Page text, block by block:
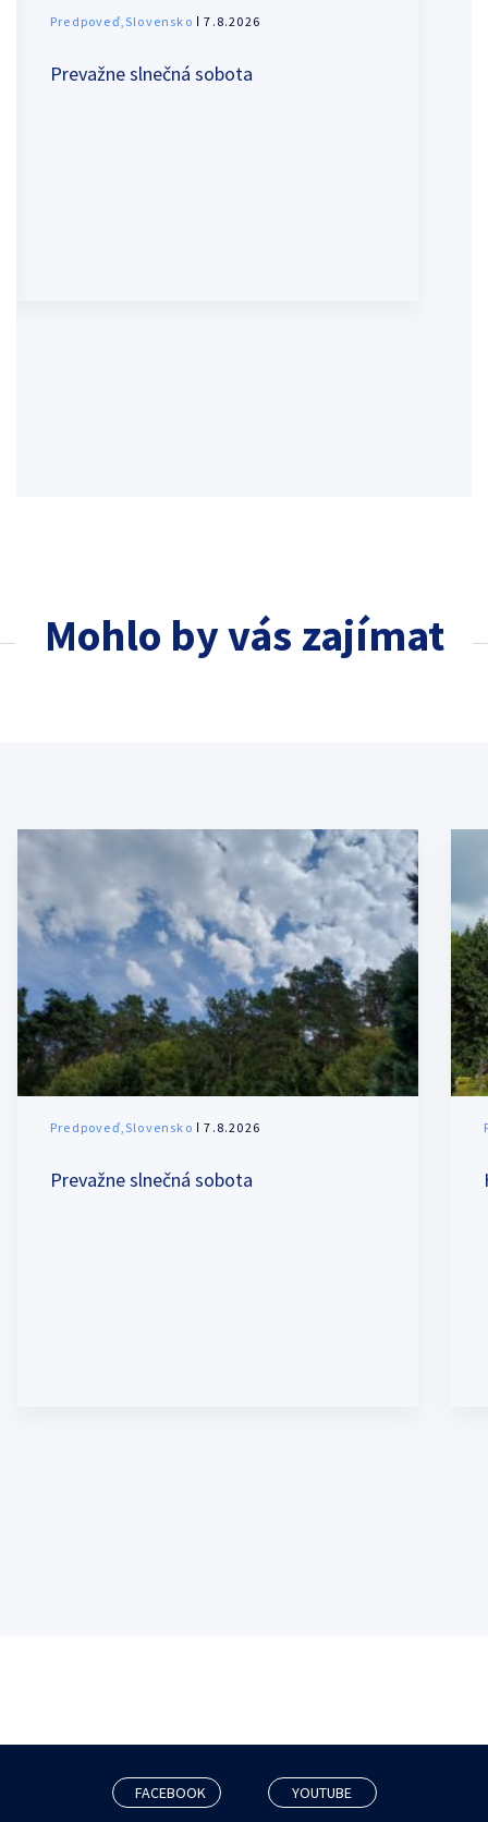
Predpoveď,Slovensko ǀ 7.8.2026
Prevažne slnečná sobota
Mohlo by vás zajímat
Predpoveď,Slovensko ǀ 7.8.2026
Prevažne slnečná sobota
FACEBOOK YOUTUBE